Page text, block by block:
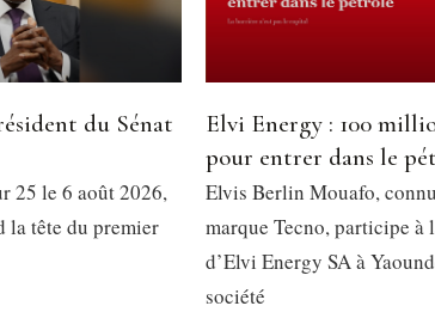
du Sénat
25 le 6 août 2026,
la tête du premier
Elvi Energy : 100
pour entrer dans le
Elvis Berlin Mouafo,
marque Tecno, participe à
d’Elvi Energy SA à
société